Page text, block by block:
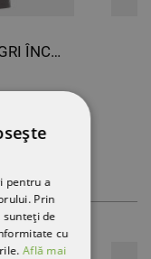
Tricou PAYPER SUNSET GRI ÎNCHIS
pentru a
Prin
de
cu
Află mai